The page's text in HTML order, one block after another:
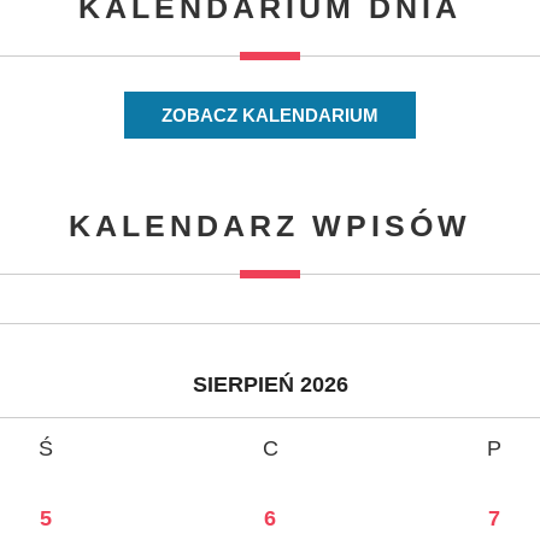
KALENDARIUM DNIA
ZOBACZ KALENDARIUM
KALENDARZ WPISÓW
SIERPIEŃ 2026
Ś C P
5 6 7